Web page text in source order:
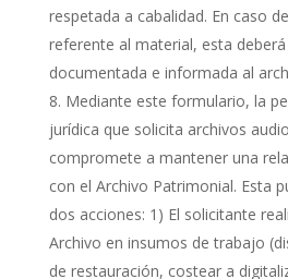
respetada a cabalidad. En caso
referente al material, esta
documentada e informada al
Mediante este formulario, la
jurídica que solicita archivos
compromete a mantener una
con el Archivo Patrimonial. Esta
dos acciones: 1) El solicitante
Archivo en insumos de trabajo
de restauración, costear a